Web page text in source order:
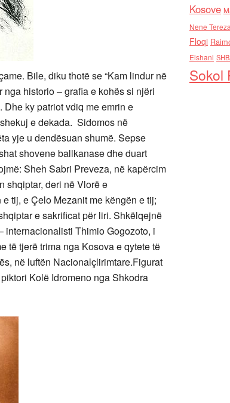
Bile, diku thotë se “Kam lindur në
historio – grafia e kohës si njëri
ky patriot vdiq me emrin e
e dekada. Sidomos në
yje u dendësuan shumë. Sepse
shovene ballkanase dhe duart
Sheh Sabri Preveza, në kapërcim
shqiptar, deri në Vlorë e
tij, e Çelo Mezanit me këngën e tij;
e sakrificat për liri. Shkëlqejnë
internacionalisti Thimio Gogozoto, i
të tjerë trima nga Kosova e qytete të
në luftën Nacionalçlirimtare.Figurat
Kolë Idromeno nga Shkodra
Kosove
Nene Tereza
Floqi
Elshani
Sokol